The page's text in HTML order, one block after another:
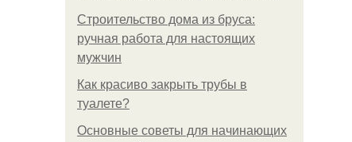
Строительство дома из бруса:
ручная работа для настоящих
мужчин
Как красиво закрыть трубы в
туалете?
Основные советы для начинающих